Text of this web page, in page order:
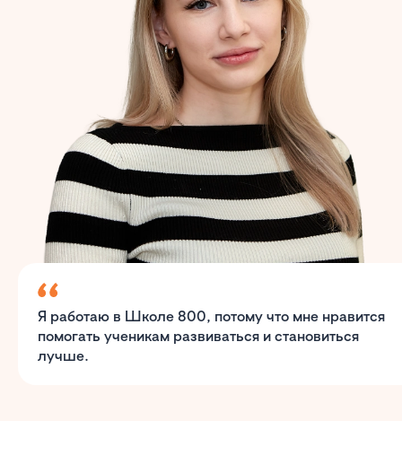
Я работаю в Школе 800, потому что мне нравится
помогать ученикам развиваться и становиться
лучше.